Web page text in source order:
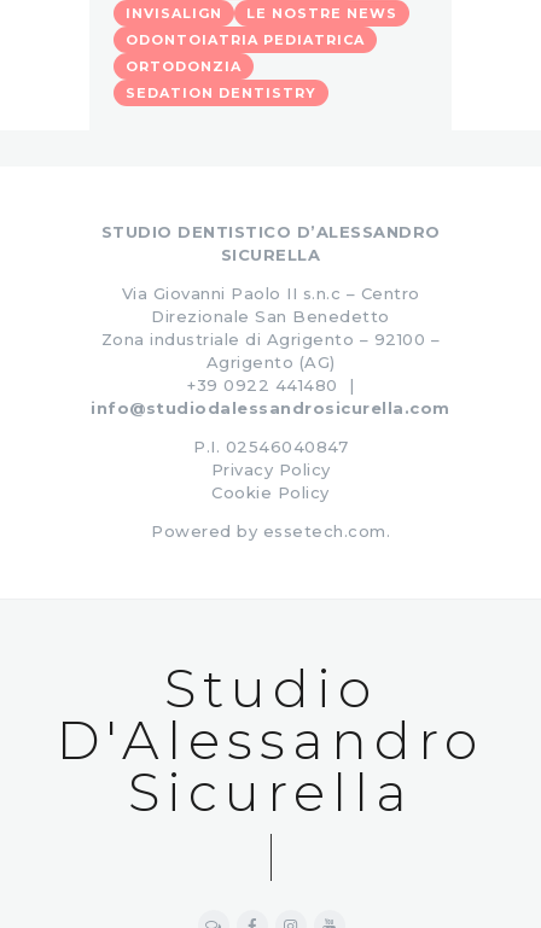
INVISALIGN
LE NOSTRE NEWS
ODONTOIATRIA PEDIATRICA
ORTODONZIA
SEDATION DENTISTRY
STUDIO DENTISTICO D’ALESSANDRO
SICURELLA
Via Giovanni Paolo II s.n.c – Centro
Direzionale San Benedetto
Zona industriale di Agrigento – 92100 –
Agrigento (AG)
+39 0922 441480 |
info@studiodalessandrosicurella.com
P.I. 02546040847
Privacy Policy
Cookie Policy
Powered by essetech.com.
Studio
D'Alessandro
Sicurella